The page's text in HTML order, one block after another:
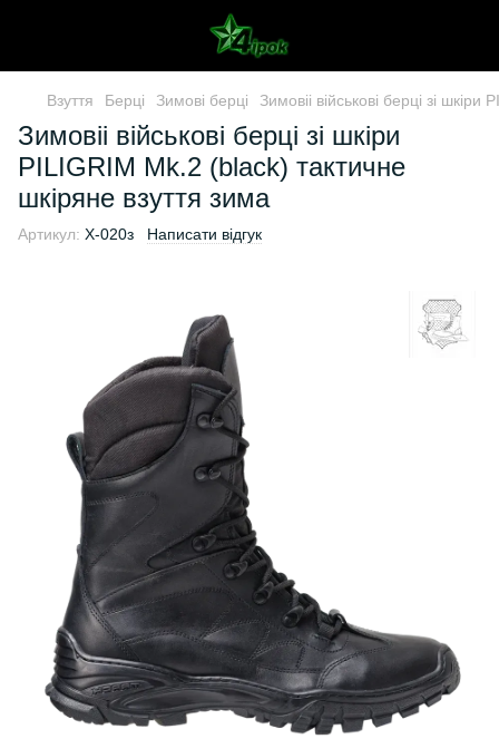
Взуття Берці Зимові берці Зимовіі військові берці зі
Зимовіі військові берці зі шкіри
PILIGRIM Mk.2 (black) тактичне
шкіряне взуття зима
Артикул: X-020з Написати відгук